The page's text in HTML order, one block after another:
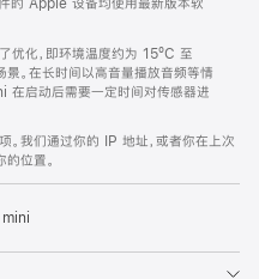
的 Apple 设备均使用最新版本软
优化，即环境温度约为 15ºC 至
。在长时间以高音量播放音频等情
在启动后需要一定时间对传感器进
。我们通过你的 IP 地址，或者你在上次
位置。